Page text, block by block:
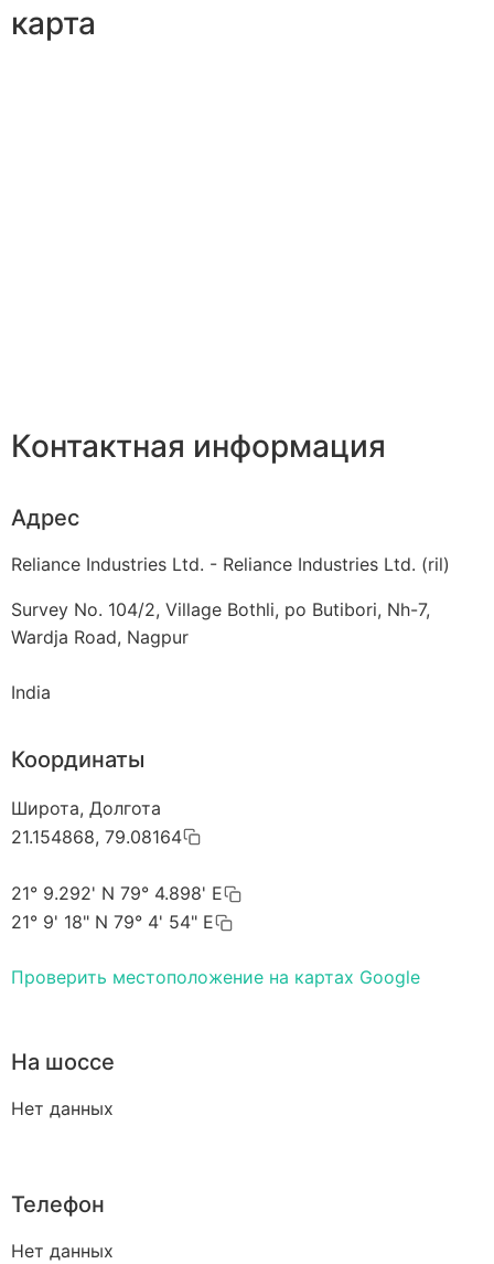
карта
Контактная информация
Адрес
Reliance Industries Ltd. - Reliance Industries Ltd. (ril)
Survey No. 104/2, Village Bothli, po Butibori, Nh-7,
Wardja Road, Nagpur
India
Координаты
Широта, Долгота
21.154868, 79.08164
21° 9.292' N 79° 4.898' E
21° 9' 18" N 79° 4' 54" E
Проверить местоположение на картах Google
На шоссе
Нет данных
Телефон
Нет данных